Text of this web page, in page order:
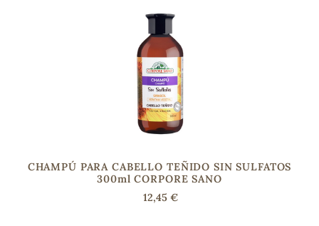
CHAMPÚ PARA CABELLO TEÑIDO SIN SULFATOS
300ml CORPORE SANO
12,45 €